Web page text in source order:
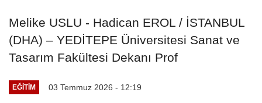
Melike USLU - Hadican EROL / İSTANBUL
(DHA) – YEDİTEPE Üniversitesi Sanat ve
Tasarım Fakültesi Dekanı Prof
EĞITIM 03 Temmuz 2026 - 12:19